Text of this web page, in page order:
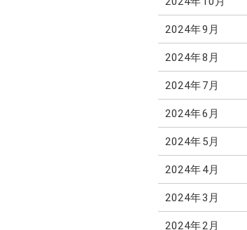
2024年9月
2024年8月
2024年7月
2024年6月
2024年5月
2024年4月
2024年3月
2024年2月